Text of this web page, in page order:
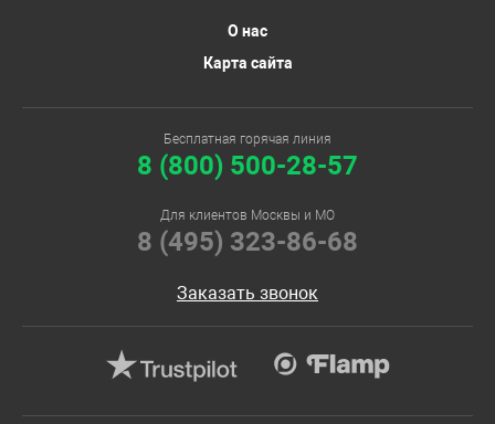
О нас
Карта сайта
Бесплатная горячая линия
8 (800) 500-28-57
Для клиентов Москвы и МО
8 (495) 323-86-68
Заказать звонок